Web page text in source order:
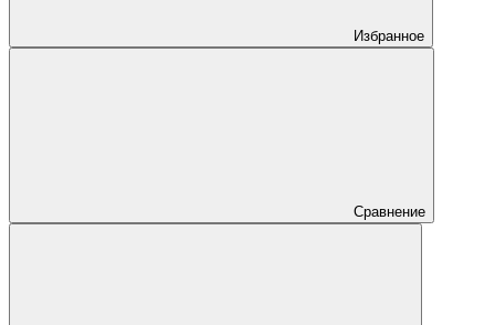
Избранное
Сравнение